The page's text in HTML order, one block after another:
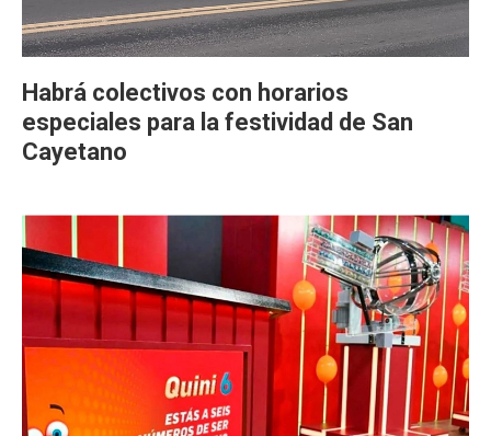
Habrá colectivos con horarios
especiales para la festividad de San
Cayetano